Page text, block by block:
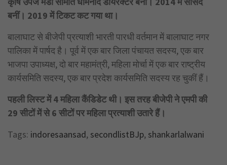
बनीं। 2019 में टिकट कट गया था।
बालाघाट से बीजेपी प्रत्याशी भारती पारधी वर्तमान में बालाघाट नगर
पालिका में पार्षद है। पूर्व में एक बार जिला पंचायत सदस्य, एक बार
भाजपा उपाध्यक्ष, दो बार महामंत्री, महिला मोर्चा में एक बार राष्ट्रीय
कार्यसमिति सदस्य, एक बार प्रदेश कार्यसमिति सदस्य रह चुकीं हैं।
पहली लिस्ट में 4 महिला कैंडिडेट थी। इस तरह बीजेपी ने एमपी की
29 सीटों में से 6 सीटों पर महिला प्रत्याशी उतारे हैं।
Tags: indoresaansad, secondlistBJp, shankarlalwani